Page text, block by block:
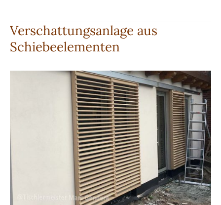
Innentüren
in
weißer
Verschattungsanlage aus
Schiebeelementen